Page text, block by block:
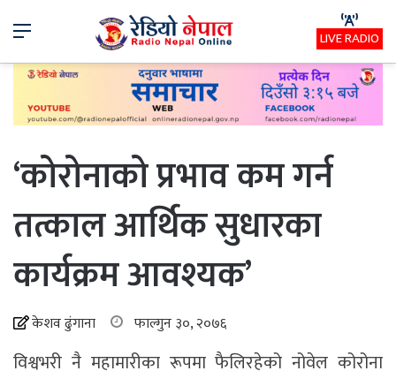
Menu LIVE RADIO
‘कोरोनाको प्रभाव कम गर्न
तत्काल आर्थिक सुधारका
कार्यक्रम आवश्यक’
केशव ढुंगाना फाल्गुन ३०, २०७६
विश्वभरी नै महामारीका रूपमा फैलिरहेको नोवेल कोरोना